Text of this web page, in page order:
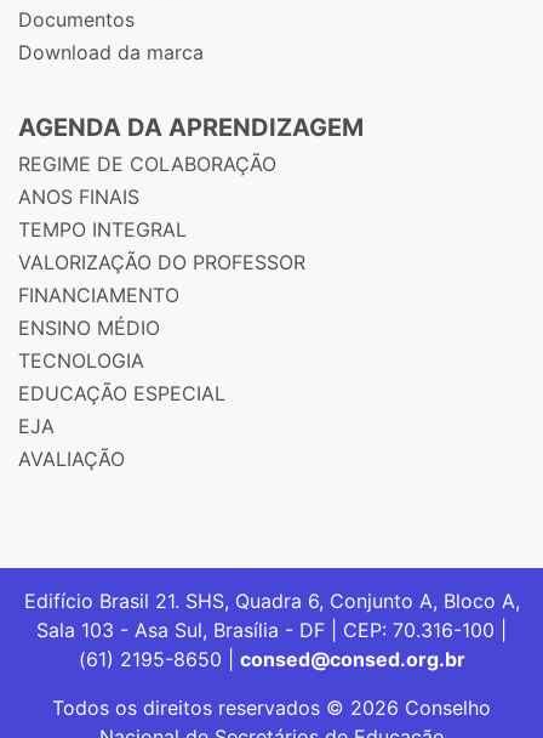
Documentos
Download da marca
AGENDA DA APRENDIZAGEM
REGIME DE COLABORAÇÃO
ANOS FINAIS
TEMPO INTEGRAL
VALORIZAÇÃO DO PROFESSOR
FINANCIAMENTO
ENSINO MÉDIO
TECNOLOGIA
EDUCAÇÃO ESPECIAL
EJA
AVALIAÇÃO
Edifício Brasil 21. SHS, Quadra 6, Conjunto A, Bloco A,
Sala 103 - Asa Sul, Brasília - DF | CEP: 70.316-100 |
(61) 2195-8650 | consed@consed.org.br
Todos os direitos reservados © 2026 Conselho